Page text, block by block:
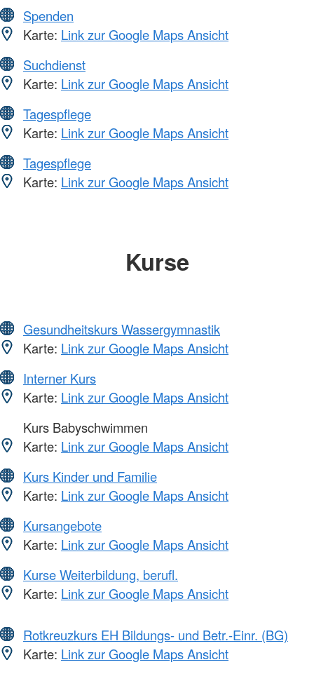
Spenden
Karte: Link zur Google Maps Ansicht
Suchdienst
Karte: Link zur Google Maps Ansicht
Tagespflege
Karte: Link zur Google Maps Ansicht
Tagespflege
Karte: Link zur Google Maps Ansicht
Kurse
Gesundheitskurs Wassergymnastik
Karte: Link zur Google Maps Ansicht
Interner Kurs
Karte: Link zur Google Maps Ansicht
Kurs Babyschwimmen
Karte: Link zur Google Maps Ansicht
Kurs Kinder und Familie
Karte: Link zur Google Maps Ansicht
Kursangebote
Karte: Link zur Google Maps Ansicht
Kurse Weiterbildung, berufl.
Karte: Link zur Google Maps Ansicht
Rotkreuzkurs EH Bildungs- und Betr.-Einr. (BG)
Karte: Link zur Google Maps Ansicht